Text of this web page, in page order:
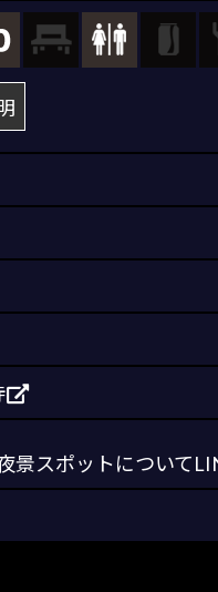
スポットについて